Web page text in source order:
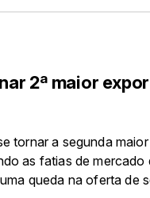
2ª maior
tornar a segunda
as fatias de mercado
queda na oferta de